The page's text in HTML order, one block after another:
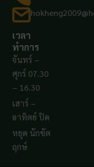
เวลา
ทำการ
จันทร์ –
ศุกร์ 07.30
– 16.30
เสาร์ –
อาทิตย์ ปิด
หยุด นักขัต
ฤกษ์